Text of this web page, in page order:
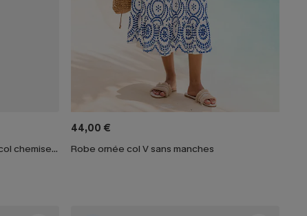
Robe courte sans manches avec col chemise noire
44,00 €
Robe ornée col V sans manches